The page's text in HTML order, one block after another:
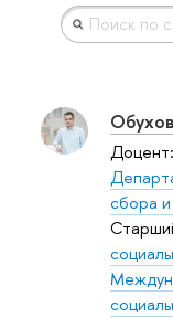
Доцент:
сбора